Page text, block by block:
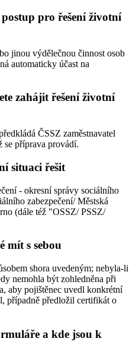
pro řešení životní
jinou výdělečnou činnost osob
automaticky účast na
zahájit řešení životní
ČSSZ zaměstnavatel
se příprava provádí.
situaci řešit
- okresní správy sociálního
zabezpečení/ Městská
(dále též "OSSZ/ PSSZ/
mít s sebou
shora uvedeným; nebyla-li
nemohla být zohledněna při
aby pojištěnec uvedl konkrétní
případně předložil certifikát o
a kde jsou k